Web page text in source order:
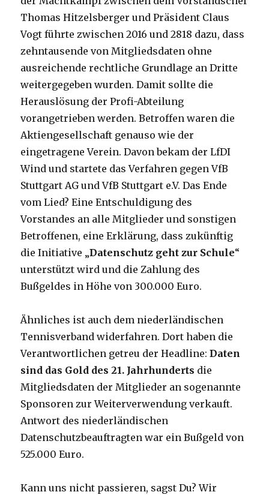
Thomas Hitzelsberger und Präsident Claus
Vogt führte zwischen 2016 und 2818 dazu, dass
zehntausende von Mitgliedsdaten ohne
ausreichende rechtliche Grundlage an Dritte
weitergegeben wurden. Damit sollte die
Herauslösung der Profi-Abteilung
vorangetrieben werden. Betroffen waren die
Aktiengesellschaft genauso wie der
eingetragene Verein. Davon bekam der LfDI
Wind und startete das Verfahren gegen VfB
Stuttgart AG und VfB Stuttgart e.V. Das Ende
vom Lied? Eine Entschuldigung des
Vorstandes an alle Mitglieder und sonstigen
Betroffenen, eine Erklärung, dass zukünftig
die Initiative „Datenschutz geht zur Schule“
unterstützt wird und die Zahlung des
Bußgeldes in Höhe von 300.000 Euro.
Ähnliches ist auch dem niederländischen
Tennisverband widerfahren. Dort haben die
Verantwortlichen getreu der Headline:Daten
sind das Gold des 21. Jahrhunderts die
Mitgliedsdaten der Mitglieder an sogenannte
Sponsoren zur Weiterverwendung verkauft.
Antwort des niederländischen
Datenschutzbeauftragten war ein Bußgeld von
525.000 Euro.
Kann uns nicht passieren, sagst Du? Wir